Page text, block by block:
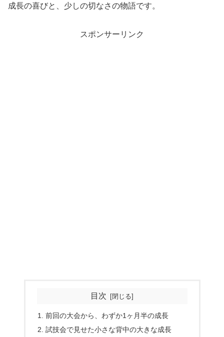
成長の喜びと、少しの切なさの物語です。
スポンサーリンク
目次
前回の大会から、わずか1ヶ月半の成長
試技会で見せた小さな背中の大きな成長